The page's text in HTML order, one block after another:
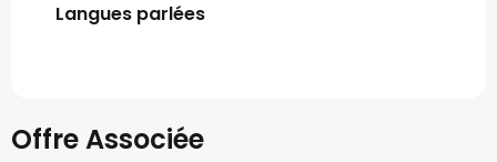
Langues parlées
Langues parlées
Offre Associée